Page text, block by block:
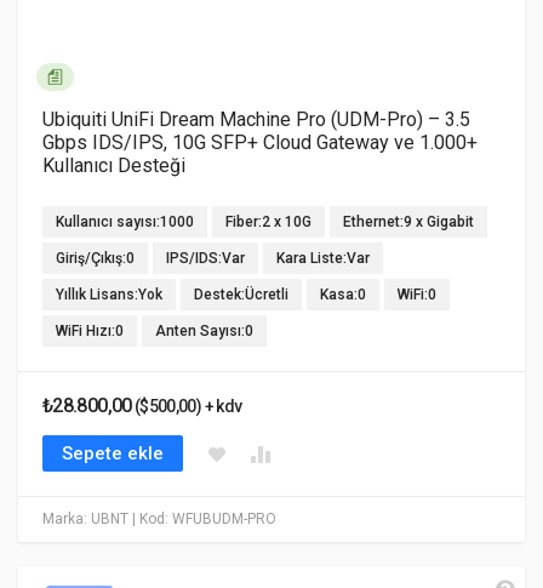
Marka: UBNT | Kod: WFUBUDM-PRO
Ubiquiti UniFi Dream Machine Pro (UDM-Pro) – 3.5
Gbps IDS/IPS, 10G SFP+ Cloud Gateway ve 1.000+
Kullanıcı Desteği
Kullanıcı sayısı:1000 Fiber:2 x 10G Ethernet:9 x Gigabit
Giriş/Çıkış:0 IPS/IDS:Var Kara Liste:Var
Yıllık Lisans:Yok Destek:Ücretli Kasa:0 WiFi:0
WiFi Hızı:0 Anten Sayısı:0
₺28.800,00($500,00) + kdv
Sepete ekle